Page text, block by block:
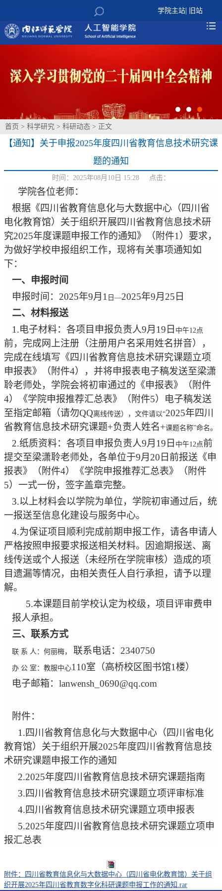
学院主站| 旧站
首页 > 科学研究 > 科研动态 > 正文
【通知】关于申报2025年度四川省教育信息技术研究课
题的通知
时间：2025年08月10日 15:28 点击：
学院各位老师：
根据《四川省教育信息化与大数据中心（四川省
电化教育馆）关于组织开展四川省教育信息技术研
究2025年度课题申报工作的通知》（附件1 ）要求，
为做好学校申报组织工作，现将有关事项通知如
下：
一、申报时间
申报时间： 2025年9月 1 日 —2025年9月 25 日
二、材料报送
1.电子材料：各项目申报负责人9月 19 日 中午12点
前，完成网上注册（注册用户名采用姓名拼音），
完成在线填写《四川省教育信息技术研究课题立项
申报表》（附件4），并将申报表电子稿发送至梁潇
聆老师处， 学院会将初审通过的《申报表》（附件
4）《学院申报推荐汇总表》（附件5）电子稿发送
至指定邮箱（请勿QQ离线传送），文件请以“2025年四川
省教育信息技术研究课题+负责人姓名+课题名称”命名。
2.纸质资料： 各项目申报负责人9月 19 日 中午12点前
提交至梁潇聆老师处， 各单位于9月 20 日前报送《申
报表》（附件4）《学院申报推荐汇总表》（附件
5）一式一份，签字盖章完整。
3.以上材料会以学院为单位， 学院初审通过后，统
一报送至信息化建设与服务中心。
4.为保证项目顺利完成前期申报工作，请各申请人
严格按照申报要求报送相关材料。因逾期报送、离
线传送或个人报送（未经所在学院审核）造成的项
目遗漏等情况，由相关责任人自行承担，请予以理
解。
5.本课题目前学校认定为校级，项目评审费申
报人承担。
三、联系方式
联 系 人：何丽梅， 联系电话： 2340750
办 公 室：教服中心110室（高桥校区图书馆1楼）
电子邮箱： lanwensh_0690@qq.com
附件：
1.四川省教育信息化与大数据中心（四川省电化
教育馆）关于组织开展2025年度四川省教育信息技
术研究课题申报工作的通知
2.2025年度四川省教育信息技术研究课题指南
3.四川省教育信息技术研究课题立项评审标准
4.四川省教育信息技术研究课题立项申报表
5.2025年度四川省教育信息技术研究课题立项申
报汇总表
附件：四川省教育信息化与大数据中心（四川省电化教育馆）关于组
织开展2025年四川省教育数字化科研课题申报工作的通知.rar